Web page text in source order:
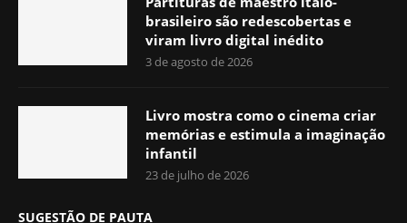
brasileiro são redescobertas e
viram livro digital inédito
3 de agosto de 2026
Livro mostra como o cinema criar
memórias e estimula a imaginação
infantil
23 de julho de 2026
SUGESTÃO DE PAUTA